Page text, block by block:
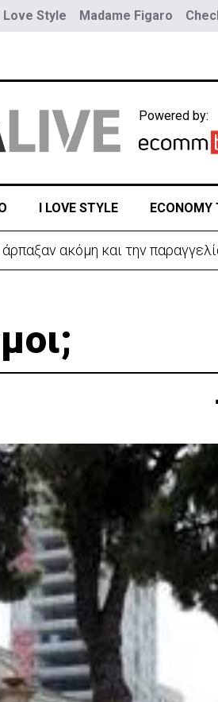
Love Style Madame Figaro
Powered by:
I LOVE STYLE ECONOMY
πόλεμο με το Ιράν